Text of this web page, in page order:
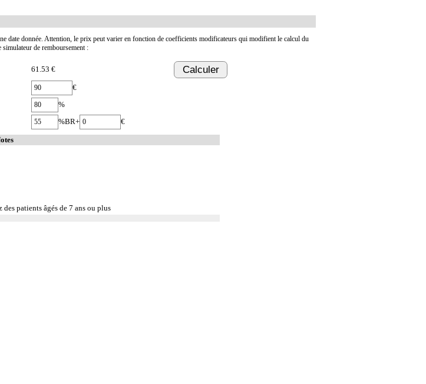
date donnée. Attention, le prix peut varier en fonction de coefficients modificateurs qui modifient le calcul du
de remboursement :
61.53 € Calculer
€
%
%BR+ €
patients âgés de 7 ans ou plus